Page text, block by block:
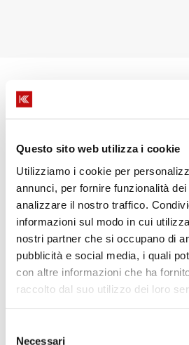
Questo sito web utilizza i cookie
Utilizziamo i cookie per
annunci, per fornire funzionalità
analizzare il nostro traffico.
informazioni sul modo in cui
nostri partner che si occupano di
pubblicità e social media, i quali
con altre informazioni che ha
raccolto dal suo utilizzo dei loro
Necessari
DUEGI S.A.S.
Corso Francia, 259 angolo
Collegno (TO)
0114160345